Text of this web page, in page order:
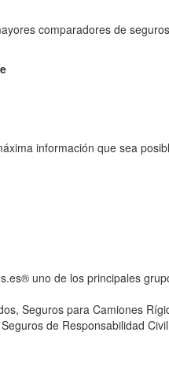
comparadores de
información que sea
uno de los principales
Seguros para Camiones
de Responsabilidad